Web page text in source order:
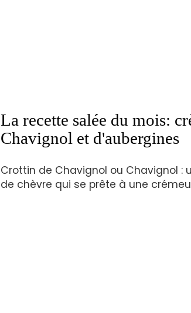
La recette salée du mois:
Chavignol et d'aubergines
Crottin de Chavignol ou Chavignol :
de chèvre qui se prête à une